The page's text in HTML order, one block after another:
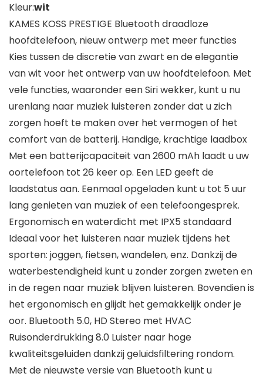
Kleur:wit
KAMES KOSS PRESTIGE Bluetooth draadloze
hoofdtelefoon, nieuw ontwerp met meer functies
Kies tussen de discretie van zwart en de elegantie
van wit voor het ontwerp van uw hoofdtelefoon. Met
vele functies, waaronder een Siri wekker, kunt u nu
urenlang naar muziek luisteren zonder dat u zich
zorgen hoeft te maken over het vermogen of het
comfort van de batterij. Handige, krachtige laadbox
Met een batterijcapaciteit van 2600 mAh laadt u uw
oortelefoon tot 26 keer op. Een LED geeft de
laadstatus aan. Eenmaal opgeladen kunt u tot 5 uur
lang genieten van muziek of een telefoongesprek.
Ergonomisch en waterdicht met IPX5 standaard
Ideaal voor het luisteren naar muziek tijdens het
sporten: joggen, fietsen, wandelen, enz. Dankzij de
waterbestendigheid kunt u zonder zorgen zweten en
in de regen naar muziek blijven luisteren. Bovendien is
het ergonomisch en glijdt het gemakkelijk onder je
oor. Bluetooth 5.0, HD Stereo met HVAC
Ruisonderdrukking 8.0 Luister naar hoge
kwaliteitsgeluiden dankzij geluidsfiltering rondom.
Met de nieuwste versie van Bluetooth kunt u